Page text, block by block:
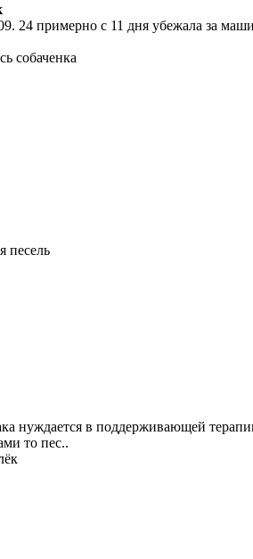
24 примерно с 11 дня убежала за
собаченка
песель
нуждается в поддерживающей
то пес..